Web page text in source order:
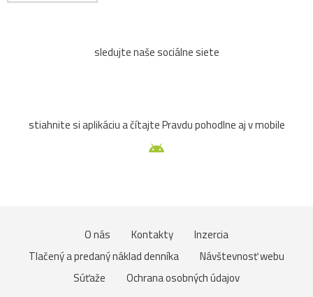
sledujte naše sociálne siete
stiahnite si aplikáciu a čítajte Pravdu pohodlne aj v mobile
O nás Kontakty
Inzercia
Tlačený a predaný náklad denníka
Návštevnosť webu
Súťaže
Ochrana osobných údajov